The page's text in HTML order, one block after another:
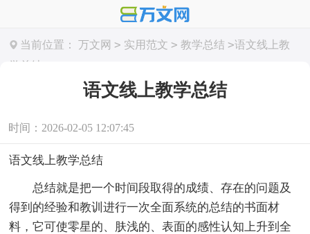
当前位置： 万文网 > 实用范文 > 教学总结 >语文线上教
学总结
语文线上教学总结
时间：2026-02-05 12:07:45
语文线上教学总结
总结就是把一个时间段取得的成绩、存在的问题及
得到的经验和教训进行一次全面系统的总结的书面材
料，它可使零星的、肤浅的、表面的感性认知上升到全